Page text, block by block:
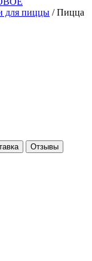
для пиццы / Пицца
Отзывы